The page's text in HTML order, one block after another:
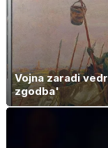
Vojna zaradi
zgodba'